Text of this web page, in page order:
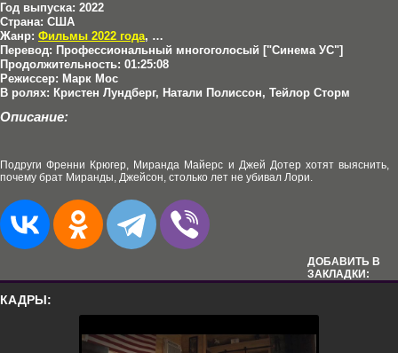
Год выпуска: 2022
Страна: США
Жанр: Фильмы 2022 года, Комедии
Перевод: Профессиональный многоголосый ["Синема УС"]
Продолжительность: 01:25:08
Режиссер: Марк Мос
В ролях: Кристен Лундберг, Натали Полиссон, Тейлор Сторм
Описание:
Подруги Френни Крюгер, Миранда Майерс и Джей Дотер хотят выяснить,
почему брат Миранды, Джейсон, столько лет не убивал Лори.
ДОБАВИТЬ В
ЗАКЛАДКИ:
КАДРЫ: